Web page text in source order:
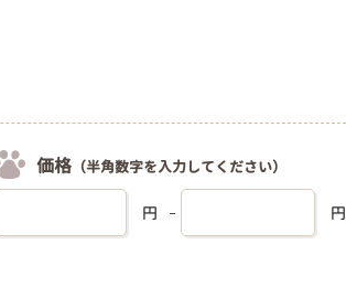
価格 （半角数字を入力してください）
円 円